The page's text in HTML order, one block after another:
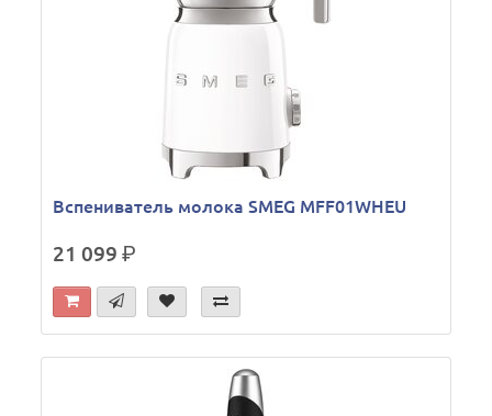
Вспениватель молока SMEG MFF01WHEU
21 099р.